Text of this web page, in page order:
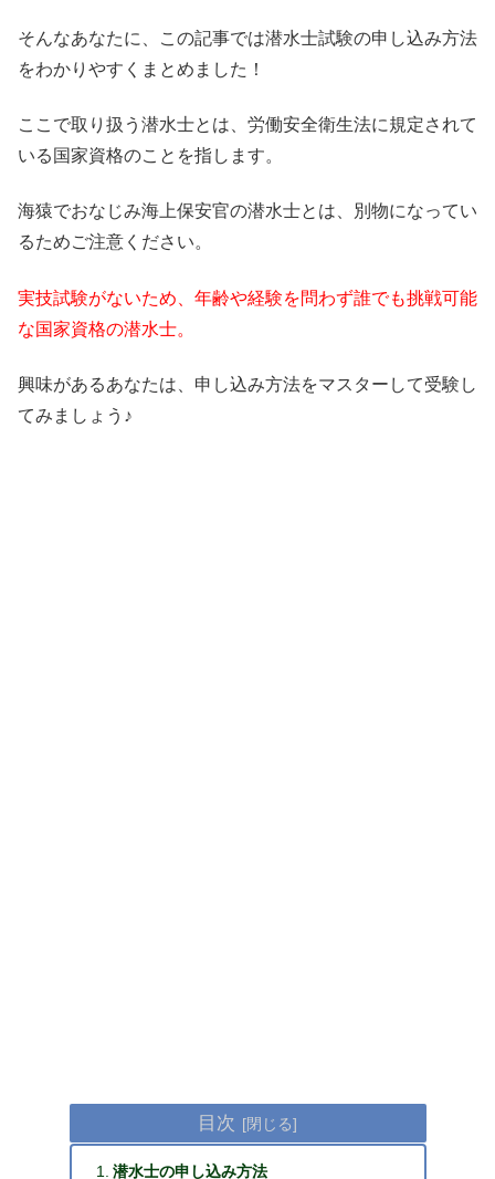
そんなあなたに、この記事では潜水士試験の申し込み方法
をわかりやすくまとめました！
ここで取り扱う潜水士とは、労働安全衛生法に規定されて
いる国家資格のことを指します。
海猿でおなじみ海上保安官の潜水士とは、別物になってい
るためご注意ください。
実技試験がないため、年齢や経験を問わず誰でも挑戦可能
な国家資格の潜水士。
興味があるあなたは、申し込み方法をマスターして受験し
てみましょう♪
目次
潜水士の申し込み方法